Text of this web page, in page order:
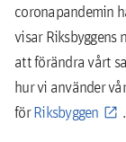
coronapandemin
visar Riksbyggens
att förändra vårt
hur vi använder
förRiksbyggen .